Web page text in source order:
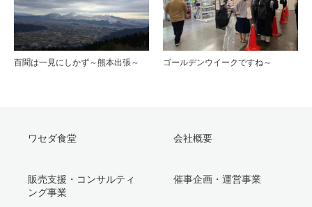
百聞は一見にしかず～熊本出張～ ゴールデンウイークですね～
ワセダ食堂 会社概要
販売支援・コンサルティ
ング事業
催事企画・運営事業